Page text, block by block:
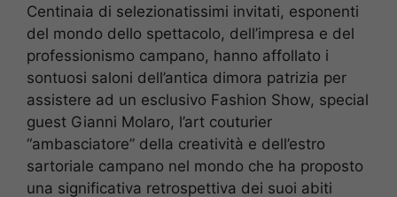
Centinaia di selezionatissimi invitati, esponenti
del mondo dello spettacolo, dell’impresa e del
professionismo campano, hanno affollato i
sontuosi saloni dell’antica dimora patrizia per
assistere ad un esclusivo Fashion Show, special
guest Gianni Molaro, l’art couturier
“ambasciatore” della creatività e dell’estro
sartoriale campano nel mondo che ha proposto
una significativa retrospettiva dei suoi abiti